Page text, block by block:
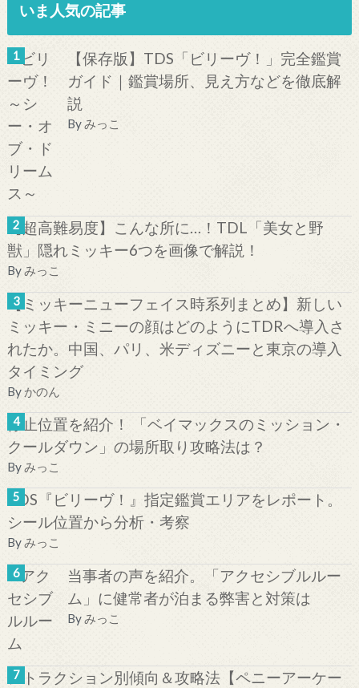
いま人気の記事
【保存版】TDS「ビリーヴ！」完全鑑賞
ガイド｜鑑賞場所、見え方などを徹底解
説
Byみっこ
【超高難易度】こんな所に…！TDL「美女と野
獣」隠れミッキー6つを画像で解説！
Byみっこ
【ミッキーニューフェイス時系列まとめ】新しい
ミッキー・ミニーの顔はどのようにTDRへ導入さ
れたか。中国、パリ、米ディズニーと東京の導入
タイミング
By かのん
停止位置を紹介！ 「ベイマックスのミッション・
クールダウン」の場所取り攻略法は？
Byみっこ
TDS『ビリーヴ！』指定鑑賞エリアをレポート。
シール位置から分析・考察
Byみっこ
当事者の声を紹介。「アクセシブルルー
ム」に健常者が泊まる弊害と対策は
Byみっこ
アトラクション別傾向＆攻略法【ペニーアーケー